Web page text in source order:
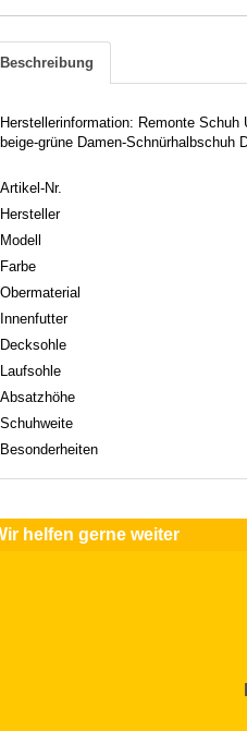
Beschreibung
Herstellerinformation: Remonte
beige-grüne Damen-Schnürhalbschuh
Artikel-Nr.
Hersteller
Modell
Farbe
Obermaterial
Innenfutter
Decksohle
Laufsohle
Absatzhöhe
Schuhweite
Besonderheiten
helfen gerne weiter